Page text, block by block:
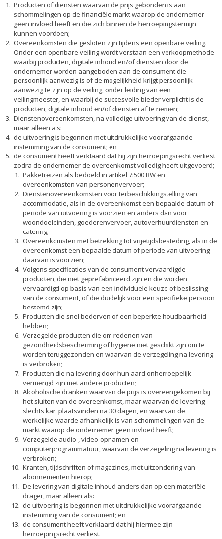
Producten of diensten waarvan de prijs gebonden is aan
schommelingen op de financiële markt waarop de ondernemer
geen invloed heeft en die zich binnen de herroepingstermijn
kunnen voordoen;
Overeenkomsten die gesloten zijn tijdens een openbare veiling.
Onder een openbare veiling wordt verstaan een verkoopmethode
waarbij producten, digitale inhoud en/of diensten door de
ondernemer worden aangeboden aan de consument die
persoonlijk aanwezig is of de mogelijkheid krijgt persoonlijk
aanwezig te zijn op de veiling, onder leiding van een
veilingmeester, en waarbij de succesvolle bieder verplicht is de
producten, digitale inhoud en/of diensten af te nemen;
Dienstenovereenkomsten, na volledige uitvoering van de dienst,
maar alleen als:
de uitvoering is begonnen met uitdrukkelijke voorafgaande
instemming van de consument; en
de consument heeft verklaard dat hij zijn herroepingsrecht verliest
zodra de ondernemer de overeenkomst volledig heeft uitgevoerd;
Pakketreizen als bedoeld in artikel 7:500 BW en
overeenkomsten van personenvervoer;
Dienstenovereenkomsten voor terbeschikkingstelling van
accommodatie, als in de overeenkomst een bepaalde datum of
periode van uitvoering is voorzien en anders dan voor
woondoeleinden, goederenvervoer, autoverhuurdiensten en
catering;
Overeenkomsten met betrekking tot vrijetijdsbesteding, als in de
overeenkomst een bepaalde datum of periode van uitvoering
daarvan is voorzien;
Volgens specificaties van de consument vervaardigde
producten, die niet geprefabriceerd zijn en die worden
vervaardigd op basis van een individuele keuze of beslissing
van de consument, of die duidelijk voor een specifieke persoon
bestemd zijn;
Producten die snel bederven of een beperkte houdbaarheid
hebben;
Verzegelde producten die om redenen van
gezondheidsbescherming of hygiëne niet geschikt zijn om te
worden teruggezonden en waarvan de verzegeling na levering
is verbroken;
Producten die na levering door hun aard onherroepelijk
vermengd zijn met andere producten;
Alcoholische dranken waarvan de prijs is overeengekomen bij
het sluiten van de overeenkomst, maar waarvan de levering
slechts kan plaatsvinden na 30 dagen, en waarvan de
werkelijke waarde afhankelijk is van schommelingen van de
markt waarop de ondernemer geen invloed heeft;
Verzegelde audio-, video-opnamen en
computerprogrammatuur, waarvan de verzegeling na levering is
verbroken;
Kranten, tijdschriften of magazines, met uitzondering van
abonnementen hierop;
De levering van digitale inhoud anders dan op een materiële
drager, maar alleen als:
de uitvoering is begonnen met uitdrukkelijke voorafgaande
instemming van de consument; en
de consument heeft verklaard dat hij hiermee zijn
herroepingsrecht verliest.